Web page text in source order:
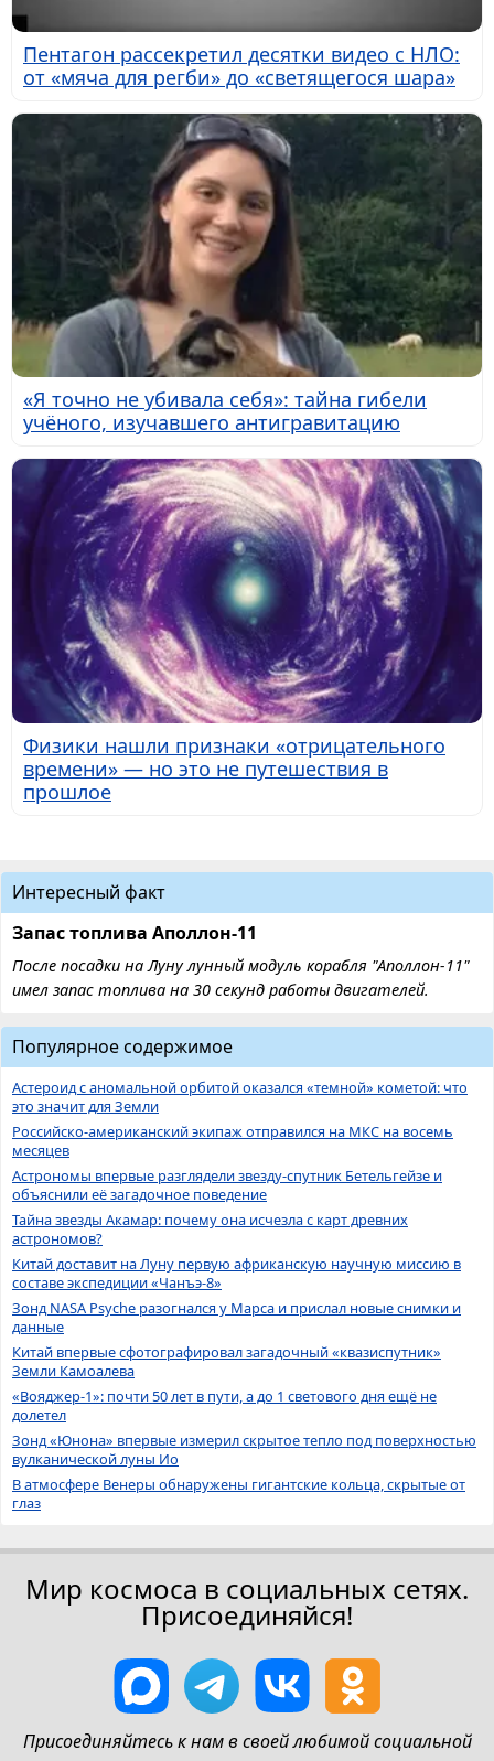
Пентагон рассекретил десятки видео с НЛО:
от «мяча для регби» до «светящегося шара»
«Я точно не убивала себя»: тайна гибели
учёного, изучавшего антигравитацию
Физики нашли признаки «отрицательного
времени» — но это не путешествия в
прошлое
Интересный факт
Запас топлива Аполлон-11
После посадки на Луну лунный модуль корабля "Аполлон-11"
имел запас топлива на 30 секунд работы двигателей.
Популярное содержимое
Астероид с аномальной орбитой оказался «темной» кометой: что
это значит для Земли
Российско-американский экипаж отправился на МКС на восемь
месяцев
Астрономы впервые разглядели звезду-спутник Бетельгейзе и
объяснили её загадочное поведение
Тайна звезды Акамар: почему она исчезла с карт древних
астрономов?
Китай доставит на Луну первую африканскую научную миссию в
составе экспедиции «Чанъэ-8»
Зонд NASA Psyche разогнался у Марса и прислал новые снимки и
данные
Китай впервые сфотографировал загадочный «квазиспутник»
Земли Камоалева
«Вояджер-1»: почти 50 лет в пути, а до 1 светового дня ещё не
долетел
Зонд «Юнона» впервые измерил скрытое тепло под поверхностью
вулканической луны Ио
В атмосфере Венеры обнаружены гигантские кольца, скрытые от
глаз
Мир космоса в социальных сетях.
Присоединяйся!
Присоединяйтесь к нам в своей любимой социальной